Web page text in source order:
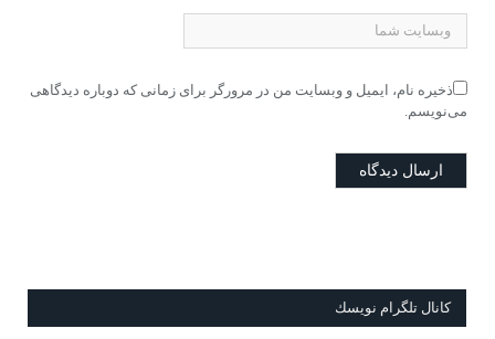
ذخیره نام، ایمیل و وبسایت من در مرورگر برای زمانی که دوباره دیدگاهی
می‌نویسم.
كانال تلگرام نويسك